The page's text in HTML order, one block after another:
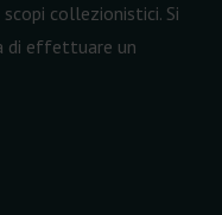
collezionistici. Si
di effettuare un